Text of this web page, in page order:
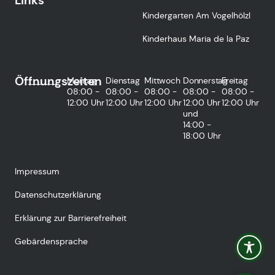
Kindergarten Am Vogelhölzl
Kinderhaus Maria de la Paz
Öffnungszeiten
Montag
08:00 -
12:00 Uhr
Dienstag
08:00 -
12:00 Uhr
Mittwoch
08:00 -
12:00 Uhr
Donnerstag
08:00 -
12:00 Uhr
und
14:00 -
18:00 Uhr
Freitag
08:00 -
12:00 Uhr
Impressum
Datenschutzerklärung
Erklärung zur Barrierefreiheit
Gebärdensprache